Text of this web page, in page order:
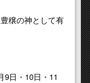
穣の神として有
9日・10日・11